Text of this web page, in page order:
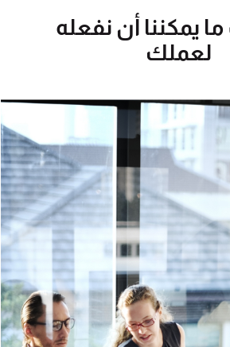
يمكننا أن نفعله
لعملك